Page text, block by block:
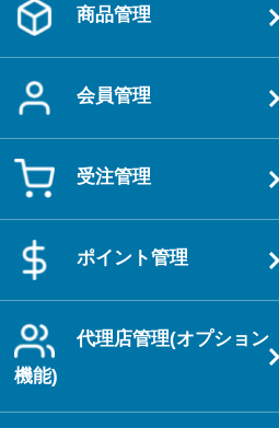
商品管理
会員管理
受注管理
ポイント管理
代理店管理(オプション
機能)